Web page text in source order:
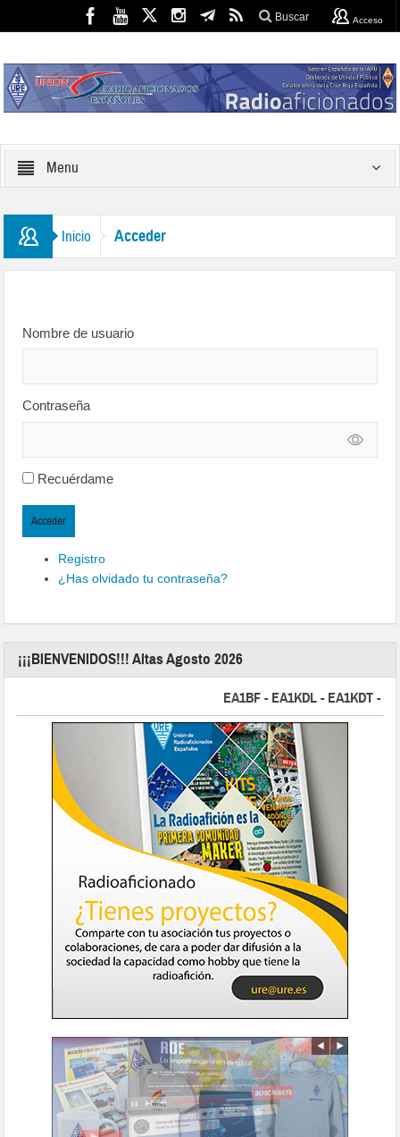
Buscar Acceso
Menu
Inicio Acceder
Nombre de usuario
Contraseña
Recuérdame
Acceder
Registro
¿Has olvidado tu contraseña?
¡¡¡BIENVENIDOS!!! Altas Agosto 2026
EA1BF - EA1KDL - EA1KDT -